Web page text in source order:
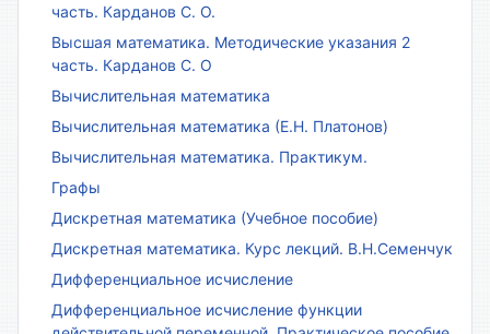
часть. Карданов С. О.
Высшая математика. Методические указания 2
часть. Карданов С. О
Вычислительная математика
Вычислительная математика (Е.Н. Платонов)
Вычислительная математика. Практикум.
Графы
Дискретная математика (Учебное пособие)
Дискретная математика. Курс лекций. В.Н.Семенчук
Дифференциальное исчисление
Дифференциальное исчисление функции